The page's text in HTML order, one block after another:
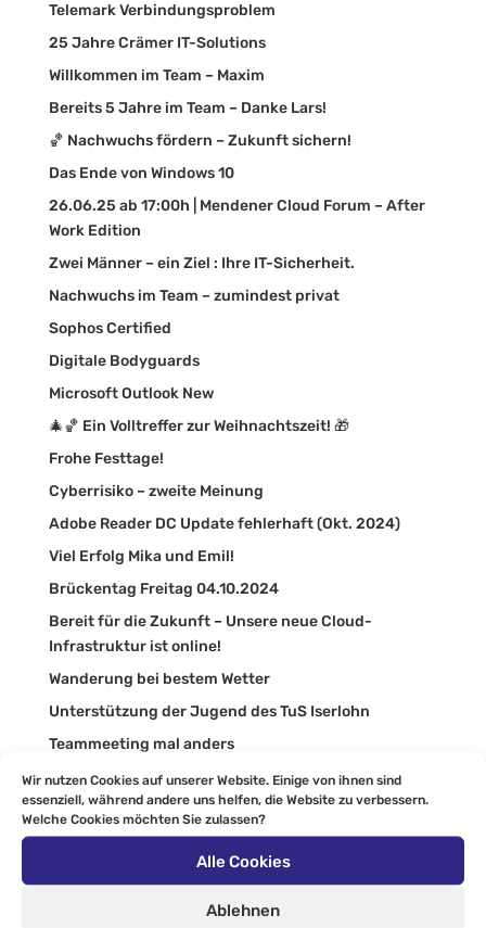
Wir nutzen Cookies auf unserer Website. Einige von ihnen sind
essenziell, während andere uns helfen, die Website zu verbessern.
Welche Cookies möchten Sie zulassen?
Alle Cookies
Ablehnen
Telemark Verbindungsproblem
25 Jahre Crämer IT-Solutions
Willkommen im Team – Maxim
Bereits 5 Jahre im Team – Danke Lars!
🏀 Nachwuchs fördern – Zukunft sichern!
Das Ende von Windows 10
26.06.25 ab 17:00h | Mendener Cloud Forum – After
Work Edition
Zwei Männer – ein Ziel : Ihre IT-Sicherheit.
Nachwuchs im Team – zumindest privat
Sophos Certified
Digitale Bodyguards
Microsoft Outlook New
🎄🏀 Ein Volltreffer zur Weihnachtszeit! 🎁
Frohe Festtage!
Cyberrisiko – zweite Meinung
Adobe Reader DC Update fehlerhaft (Okt. 2024)
Viel Erfolg Mika und Emil!
Brückentag Freitag 04.10.2024
Bereit für die Zukunft – Unsere neue Cloud-
Infrastruktur ist online!
Wanderung bei bestem Wetter
Unterstützung der Jugend des TuS Iserlohn
Teammeeting mal anders
Neuer Azubi!
VIERTELFINALE!!!!
Störungen bei Hornetsecurity!
Auszubildenden Ausflug nach Berlin